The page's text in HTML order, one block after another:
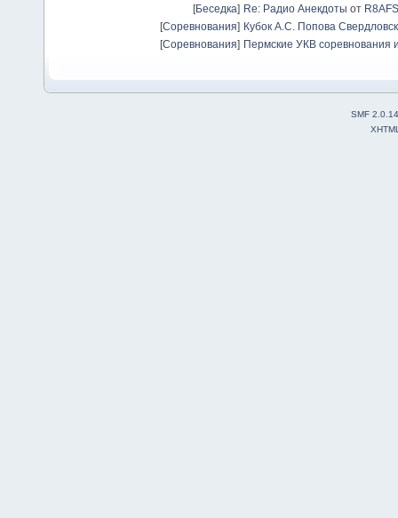
[Беседка] Re: Радио Анекдоты от R8AFS
[Соревнования] Кубок А.С. Попова
[Соревнования] Пермские УКВ соревнования
SMF 2.0.14